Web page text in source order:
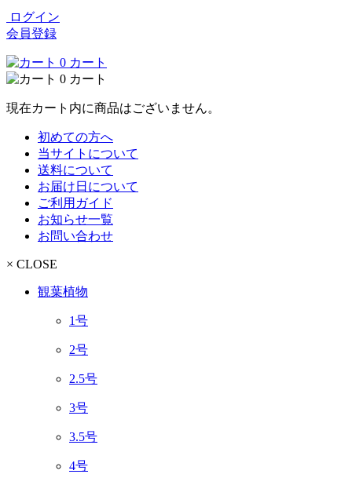
ログイン
会員登録
0 カート
0 カート
現在カート内に商品はございません。
初めての方へ
当サイトについて
送料について
お届け日について
ご利用ガイド
お知らせ一覧
お問い合わせ
× CLOSE
観葉植物
1号
2号
2.5号
3号
3.5号
4号